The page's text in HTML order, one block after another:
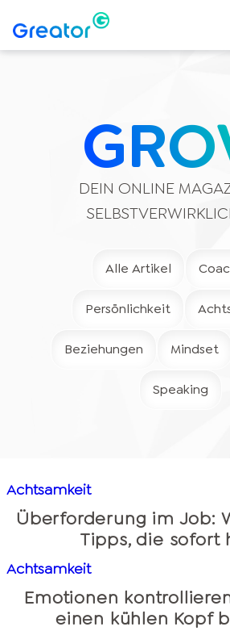
DEIN ONLINE
Alle Artikel
Persönlichkeit
Beziehungen Mindset
Speaking
Achtsamkeit
Überforderung im Job:
Tipps, die sofort
Achtsamkeit
Emotionen
einen kühlen Kopf